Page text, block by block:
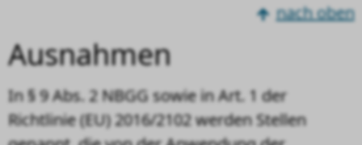
nach oben
Ausnahmen
In § 9 Abs. 2 NBGG sowie in Art. 1 der
Richtlinie (EU) 2016/2102 werden Stellen